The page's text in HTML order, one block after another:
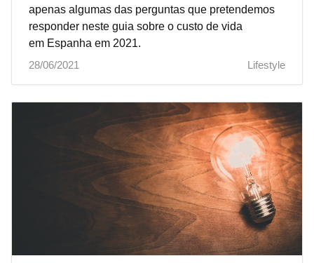
apenas algumas das perguntas que pretendemos
responder neste guia sobre o custo de vida
em Espanha em 2021.
28/06/2021
Lifestyle